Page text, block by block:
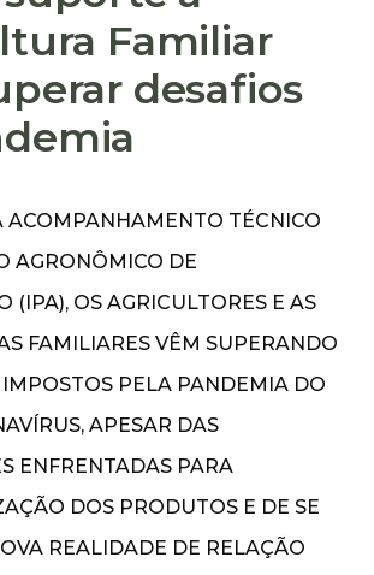
Familiar
desafios
ACOMPANHAMENTO TÉCNICO
AGRONÔMICO DE
(IPA), OS AGRICULTORES E AS
FAMILIARES VÊM SUPERANDO
IMPOSTOS PELA PANDEMIA DO
APESAR DAS
ENFRENTADAS PARA
DOS PRODUTOS E DE SE
REALIDADE DE RELAÇÃO